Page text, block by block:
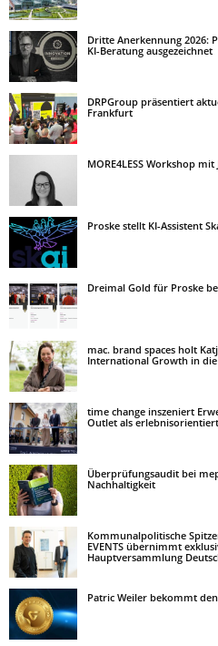
Dritte Anerkennung 2026:
KI-Beratung ausgezeichnet
DRPGroup präsentiert
Frankfurt
MORE4LESS Workshop
Proske stellt KI-Assistent
Dreimal Gold für Proske
mac. brand spaces holt
International Growth in
time change inszeniert
Outlet als
Überprüfungsaudit bei
Nachhaltigkeit
Kommunalpolitische
EVENTS übernimmt
Hauptversammlung
Patric Weiler bekommt